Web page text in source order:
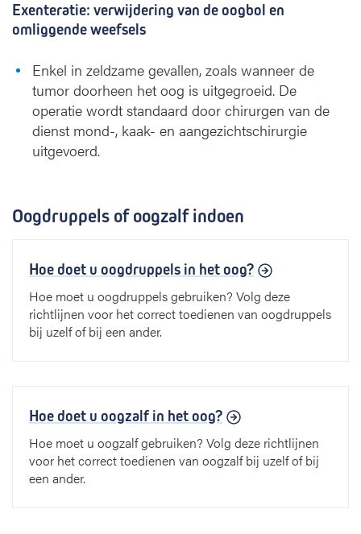
Exenteratie: verwijdering van de oogbol en
omliggende weefsels
Enkel in zeldzame gevallen, zoals wanneer de
tumor doorheen het oog is uitgegroeid. De
operatie wordt standaard door chirurgen van de
dienst mond-, kaak- en aangezichtschirurgie
uitgevoerd.
Oogdruppels of oogzalf indoen
Hoe doet u oogdruppels in het oog?
Hoe moet u oogdruppels gebruiken? Volg deze
richtlijnen voor het correct toedienen van oogdruppels
bij uzelf of bij een ander.
Hoe doet u oogzalf in het oog?
Hoe moet u oogzalf gebruiken? Volg deze richtlijnen
voor het correct toedienen van oogzalf bij uzelf of bij
een ander.